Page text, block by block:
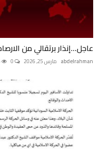
عاجل...إنذار برتقالي من
abdelrahman مارس 25, 2026